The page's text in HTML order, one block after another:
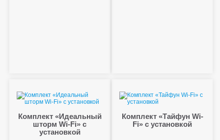
Комплект «Идеальный
шторм Wi-Fi» с
установкой
Комплект «Тайфун Wi-
Fi» с установкой